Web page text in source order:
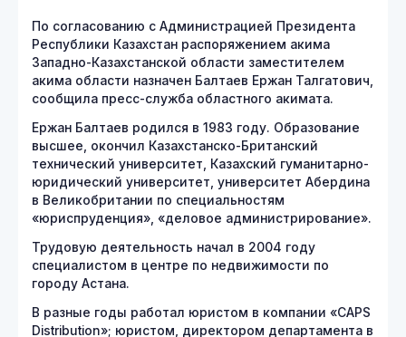
По согласованию с Администрацией Президента
Республики Казахстан распоряжением акима
Западно-Казахстанской области заместителем
акима области назначен Балтаев Ержан Талгатович,
сообщила пресс-служба областного акимата.
Ержан Балтаев родился в 1983 году. Образование
высшее, окончил Казахстанско-Британский
технический университет, Казахский гуманитарно-
юридический университет, университет Абердина
в Великобритании по специальностям
«юриспруденция», «деловое администрирование».
Трудовую деятельность начал в 2004 году
специалистом в центре по недвижимости по
городу Астана.
В разные годы работал юристом в компании «CAPS
Distribution»; юристом, директором департамента в